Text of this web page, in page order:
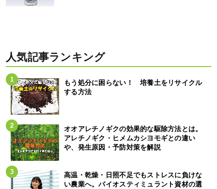
人気記事ランキング
もう処分に困らない！ 培養土をリサイクル
する方法
オオアレチノギクの効果的な駆除方法とは。
アレチノギク・ヒメムカシヨモギとの違い
や、発生原因・予防対策を解説
高温・乾燥・日照不足でもストレスに負けな
い農業へ。バイオスティミュラント資材の選